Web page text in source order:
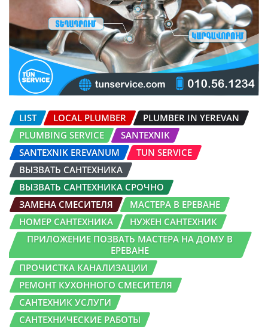
LIST LOCAL PLUMBER
PLUMBER IN YEREVAN
PLUMBING SERVICE
SANTEXNIK
SANTEXNIK EREVANUM
TUN SERVICE
ВЫЗВАТЬ САНТЕХНИКА
ВЫЗВАТЬ САНТЕХНИКА СРОЧНО
ЗАМЕНА СМЕСИТЕЛЯ
МАСТЕРА В ЕРЕВАНЕ
НОМЕР САНТЕХНИКА
НУЖЕН САНТЕХНИК
ПРИЛОЖЕНИЕ ПОЗВАТЬ МАСТЕРА НА ДОМУ В
ЕРЕВАНЕ
ПРОЧИСТКА КАНАЛИЗАЦИИ
РЕМОНТ КУХОННОГО СМЕСИТЕЛЯ
САНТЕХНИК УСЛУГИ
САНТЕХНИЧЕСКИЕ РАБОТЫ